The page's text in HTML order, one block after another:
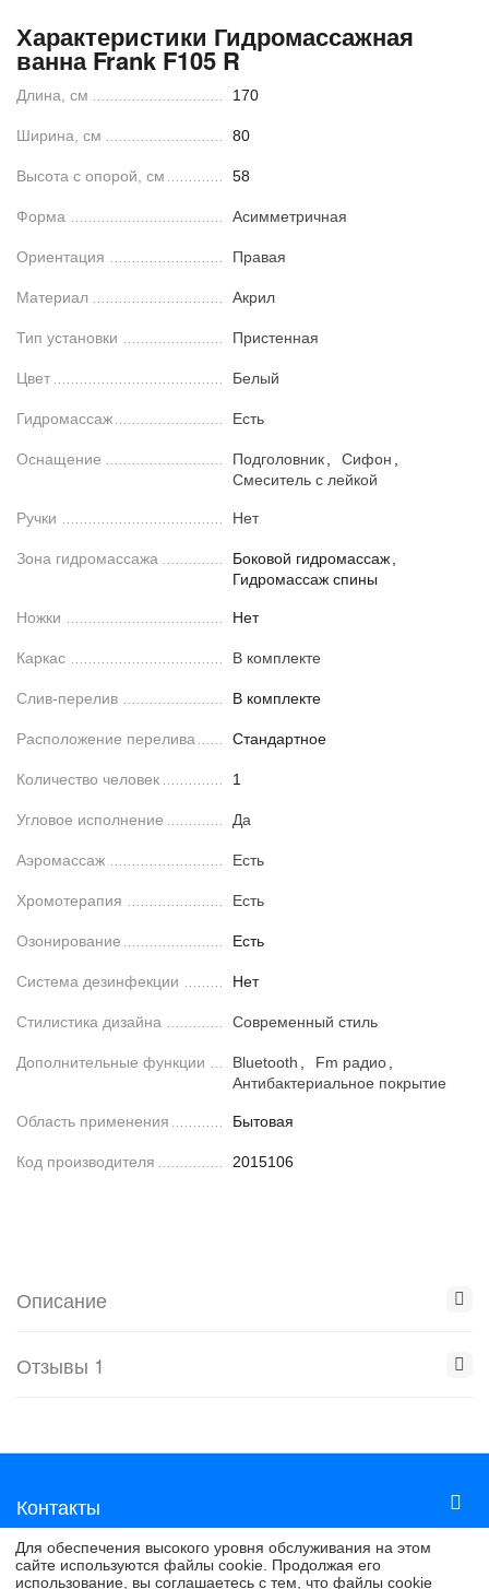
Характеристики Гидромассажная
ванна Frank F105 R
Длина, см 170
Ширина, см 80
Высота с опорой, см 58
Форма Асимметричная
Ориентация Правая
Материал Акрил
Тип установки Пристенная
Цвет Белый
Гидромассаж Есть
Оснащение Подголовник Сифон
Смеситель с лейкой
Ручки Нет
Зона гидромассажа Боковой гидромассаж
Гидромассаж спины
Ножки Нет
Каркас В комплекте
Слив-перелив В комплекте
Расположение перелива Стандартное
Количество человек 1
Угловое исполнение Да
Аэромассаж Есть
Хромотерапия Есть
Озонирование Есть
Система дезинфекции Нет
Стилистика дизайна Современный стиль
Дополнительные функции Bluetooth Fm радио
Антибактериальное покрытие
Область применения Бытовая
Код производителя 2015106
Описание
Отзывы 1
Контакты
© 2016 - 2026 . Ознакомиться с политикой конфиденциальности
Для обеспечения высокого уровня обслуживания на этом
сайте используются файлы cookie. Продолжая его
использование, вы соглашаетесь с тем, что файлы cookie